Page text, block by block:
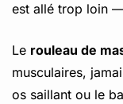
est allé trop loin
Le rouleau de
musculaires,
os saillant ou le